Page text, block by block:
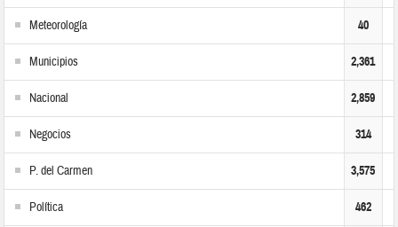
Meteorología 40
Municipios 2,361
Nacional 2,859
Negocios 314
P. del Carmen 3,575
Política 462